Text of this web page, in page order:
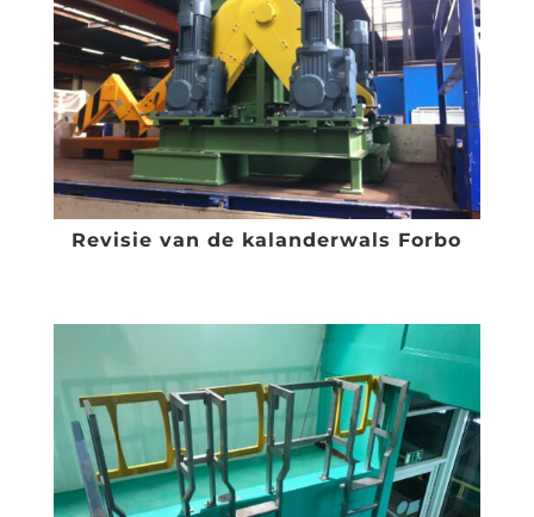
Revisie van de kalanderwals Forbo